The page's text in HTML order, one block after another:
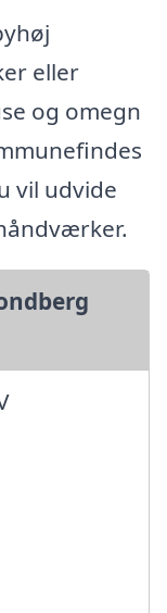
eller
og omegn
vil udvide